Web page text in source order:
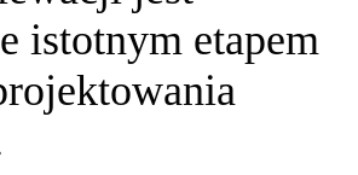
istotnym etapem